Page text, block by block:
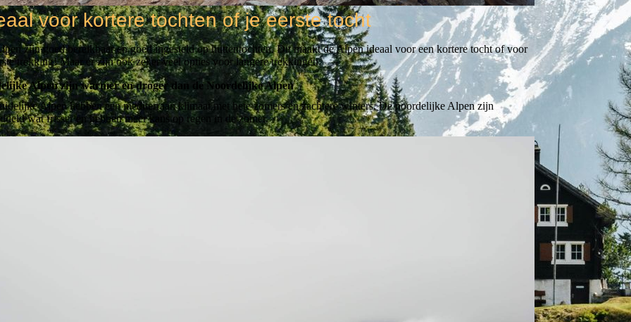
voor kortere tochten of je eerste tocht
zijn goed bereikbaar en goed ingesteld op huttentochten. Dit maakt de Alpen ideaal voor een kortere tocht of voor
trekking! Maar er zijn ook zeker veel opties voor langere trekkingen.
Alpen zijn warmer en droger dan de Noordelijke Alpen
Alpen hebben een mediterraan klimaat met hete zomers en zachtere winters. De noordelijke Alpen zijn
wat frisser en hebben meer kans op regen in de zomer.